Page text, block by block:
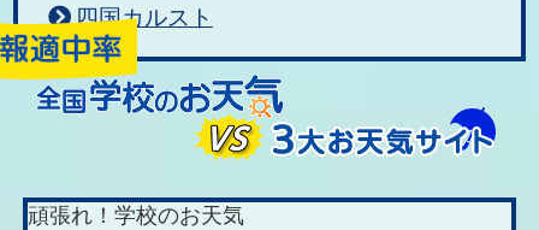
四国カルスト
頑張れ！学校のお天気